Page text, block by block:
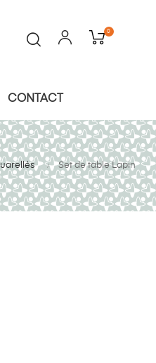
0
CONTACT
Set de table Lapin